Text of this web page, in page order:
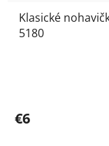
Klasické
5180
€6